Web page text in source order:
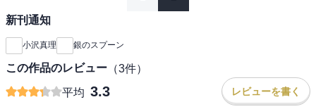
新刊通知
小沢真理 銀のスプーン
この作品のレビュー （3件）
平均 3.3 レビューを書く